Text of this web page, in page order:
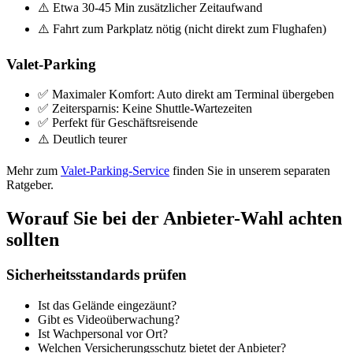
⚠️ Etwa 30-45 Min zusätzlicher Zeitaufwand
⚠️ Fahrt zum Parkplatz nötig (nicht direkt zum Flughafen)
Valet-Parking
✅ Maximaler Komfort: Auto direkt am Terminal übergeben
✅ Zeitersparnis: Keine Shuttle-Wartezeiten
✅ Perfekt für Geschäftsreisende
⚠️ Deutlich teurer
Mehr zum Valet-Parking-Service finden Sie in unserem separaten
Ratgeber.
Worauf Sie bei der Anbieter-Wahl achten
sollten
Sicherheitsstandards prüfen
Ist das Gelände eingezäunt?
Gibt es Videoüberwachung?
Ist Wachpersonal vor Ort?
Welchen Versicherungsschutz bietet der Anbieter?